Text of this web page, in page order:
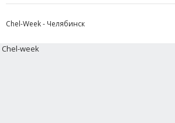
Chel-Week - Челябинск
Chel-week